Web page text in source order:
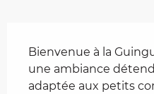
Bienvenue à la
une ambiance
adaptée aux petits